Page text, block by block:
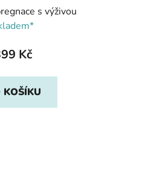
s výživou
Kč
KOŠÍKU